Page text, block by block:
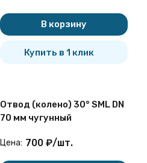
В корзину
Купить в 1 клик
Отвод (колено) 30° SML DN
70 мм чугунный
Цена: 700 ₽/шт.